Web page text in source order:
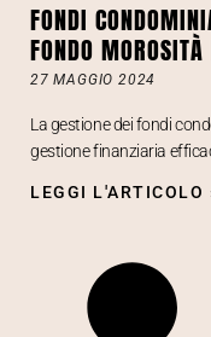
FONDI
FONDO
27 MAGGIO 2024
La gestione dei fondi
gestione finanziaria
LEGGI L'ARTICOLO